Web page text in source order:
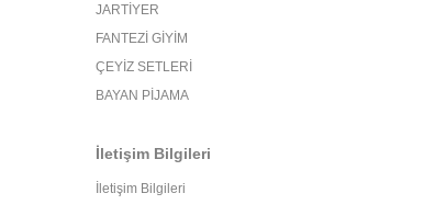
JARTİYER
FANTEZİ GİYİM
ÇEYİZ SETLERİ
BAYAN PİJAMA
İletişim Bilgileri
İletişim Bilgileri